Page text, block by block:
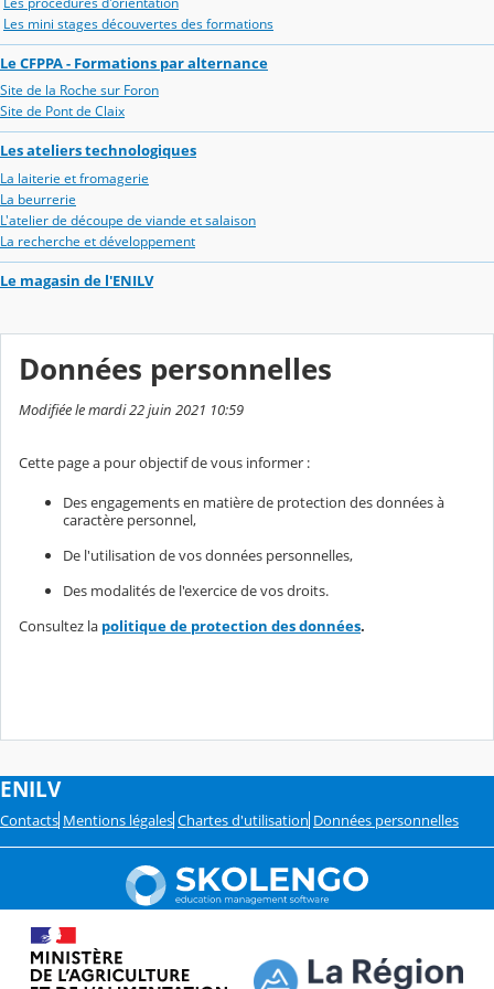
Les mini stages découvertes des formations
Le CFPPA - Formations par alternance
Site de la Roche sur Foron
Site de Pont de Claix
Les ateliers technologiques
La laiterie et fromagerie
La beurrerie
L'atelier de découpe de viande et salaison
La recherche et développement
Le magasin de l'ENILV
Données personnelles
Modifiée le mardi 22 juin 2021 10:59
Cette page a pour objectif de vous informer :
Des engagements en matière de protection des données à
caractère personnel,
De l'utilisation de vos données personnelles,
Des modalités de l'exercice de vos droits.
Consultez la politique de protection des données.
ENILV
Contacts Mentions légales Chartes d'utilisation Données personnelles